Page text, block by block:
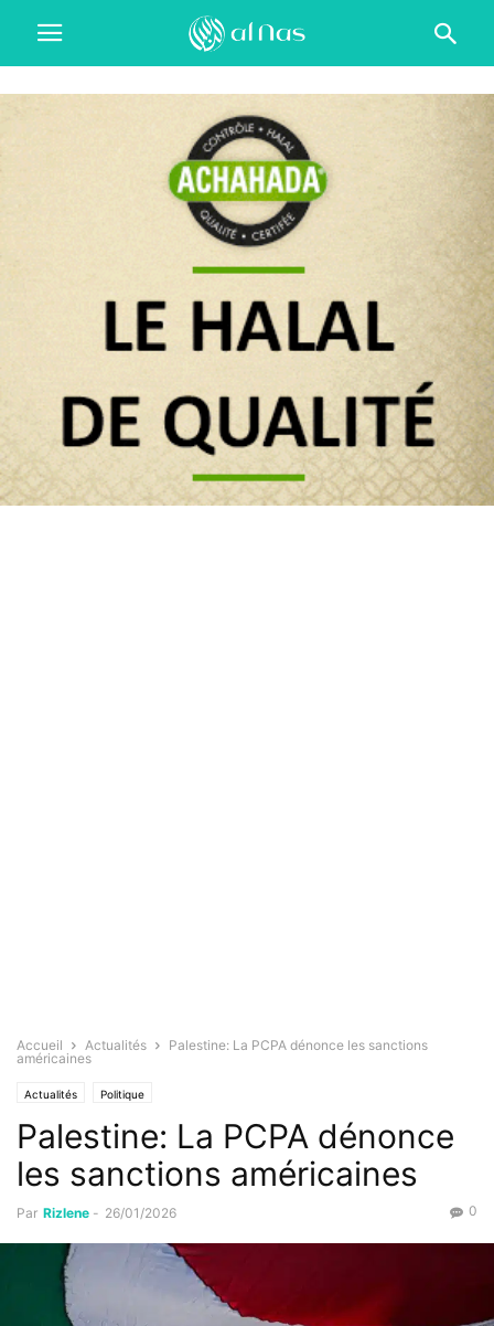
Accueil Actualités
Palestine: La PCPA dénonce les sanctions
américaines
Actualités Politique
Palestine: La PCPA dénonce
les sanctions américaines
Par Rizlene - 26/01/2026 0